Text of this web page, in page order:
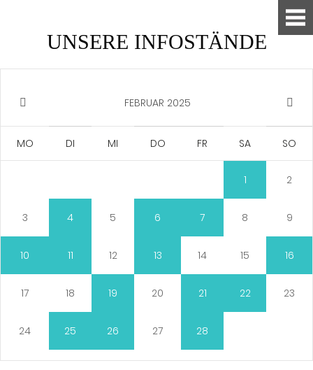
UNSERE INFOSTÄNDE
FEBRUAR 2025
MO DI MI DO FR SA SO
1 2
3 4 5 6 7 8 9
10 11 12 13 14 15 16
17 18 19 20 21 22 23
24 25 26 27 28